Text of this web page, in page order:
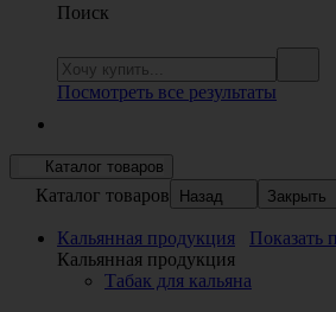
Поиск
Посмотреть все результаты
Каталог товаров
Каталог товаров Назад Закрыть
Кальянная продукция
Показать
Кальянная продукция
Табак для кальяна